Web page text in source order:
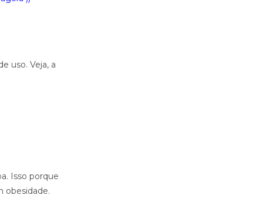
uso. Veja, a
Isso porque
obesidade.